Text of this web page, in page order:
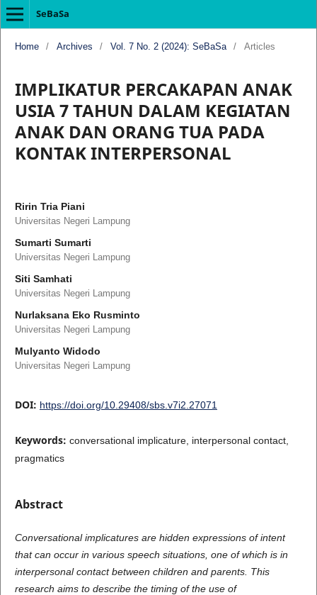
SeBaSa
Home / Archives / Vol. 7 No. 2 (2024): SeBaSa / Articles
IMPLIKATUR PERCAKAPAN ANAK
USIA 7 TAHUN DALAM KEGIATAN
ANAK DAN ORANG TUA PADA
KONTAK INTERPERSONAL
Ririn Tria Piani
Universitas Negeri Lampung
Sumarti Sumarti
Universitas Negeri Lampung
Siti Samhati
Universitas Negeri Lampung
Nurlaksana Eko Rusminto
Universitas Negeri Lampung
Mulyanto Widodo
Universitas Negeri Lampung
DOI: https://doi.org/10.29408/sbs.v7i2.27071
Keywords: conversational implicature, interpersonal contact,
pragmatics
Abstract
Conversational implicatures are hidden expressions of intent
that can occur in various speech situations, one of which is in
interpersonal contact between children and parents. This
research aims to describe the timing of the use of